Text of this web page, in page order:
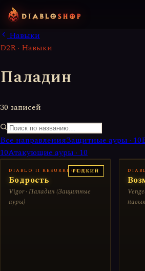
Навыки
D2R · Навыки
Паладин
30 записей
Все направленияЗащитные ауры·10
10Атакующие ауры·10
РЕДКИЙ
DIABLO II RESURRECTED
Бодрость
Vigor · Паладин (Защитные
ауры)